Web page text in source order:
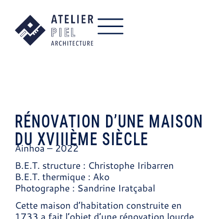
RÉNOVATION D’UNE MAISON
DU XVIIIÈME SIÈCLE
Ainhoa – 2022
B.E.T. structure : Christophe Iribarren
B.E.T. thermique : Ako
Photographe : Sandrine Iratçabal
Cette maison d’habitation construite en
1733 a fait l’objet d’une rénovation lourde